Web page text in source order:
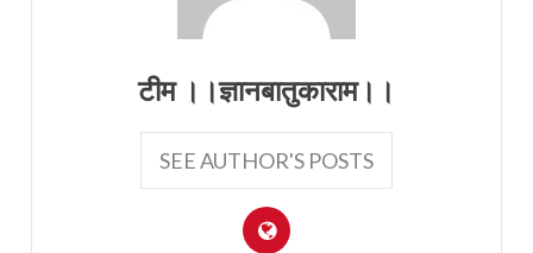
टीम ।।ज्ञानबातुकाराम।।
SEE AUTHOR'S POSTS